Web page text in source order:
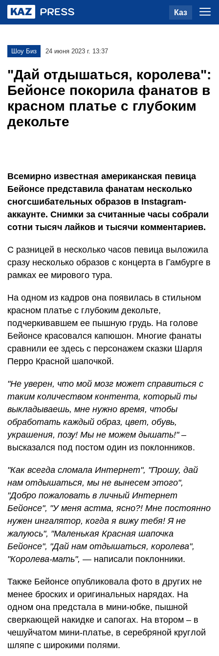
Каз
Шоу Биз 24 июня 2023 г. 13:37
"Дай отдышаться, королева":
Бейонсе покорила фанатов в
красном платье с глубоким
декольте
Всемирно известная американская певица
Бейонсе представила фанатам несколько
сногсшибательных образов в Instagram-
аккаунте. Снимки за считанные часы собрали
сотни тысяч лайков и тысячи комментариев.
С разницей в несколько часов певица выложила
сразу несколько образов с концерта в Гамбурге в
рамках ее мирового тура.
На одном из кадров она появилась в стильном
красном платье с глубоким декольте,
подчеркивавшем ее пышную грудь. На голове
Бейонсе красовался капюшон. Многие фанаты
сравнили ее здесь с персонажем сказки Шарля
Перро Красной шапочкой.
"Не уверен, что мой мозг может справиться с
таким количеством контента, который ты
выкладываешь, мне нужно время, чтобы
обработать каждый образ, цвет, обувь,
украшения, позу! Мы не можем дышать!" –
высказался под постом один из поклонников.
"Как всегда сломала Интернет", "Прошу, дай
нам отдышаться, мы не вынесем этого",
"Добро пожаловать в личный Интернет
Бейонсе", "У меня астма, ясно?! Мне постоянно
нужен ингалятор, когда я вижу тебя! Я не
жалуюсь", "Маленькая Красная шапочка
Бейонсе", "Дай нам отдышаться, королева",
"Королева-мать", — написали поклонники.
Также Бейонсе опубликовала фото в других не
менее броских и оригинальных нарядах. На
одном она предстала в мини-юбке, пышной
сверкающей накидке и сапогах. На втором – в
чешуйчатом мини-платье, в серебряной круглой
шляпе с широкими полями.